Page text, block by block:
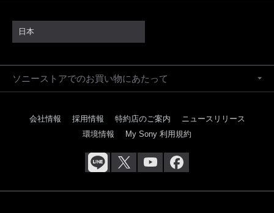
日本
ソニーストアでのお買い物にあたって
会社情報 採用情報 特約店のご案内
ニュースリリース
環境情報
My Sony 利用規約